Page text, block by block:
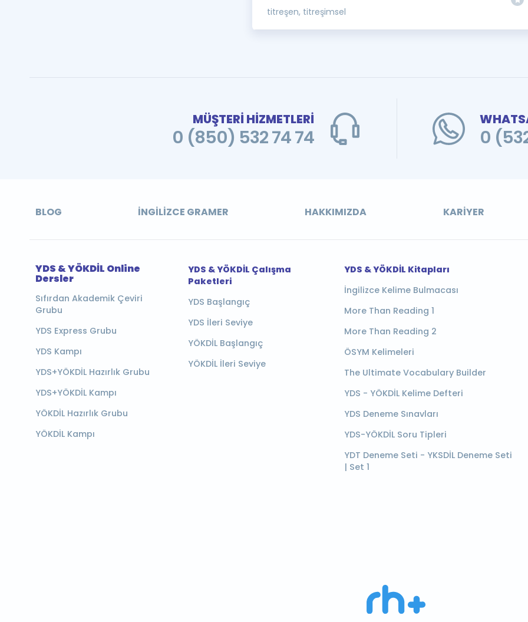
titreşen, titreşimsel
MÜŞTERİ HİZMETLERİ
0 (850) 532 74 74 0
BLOG İNGILIZCE GRAMER HAKKIMIZDA KARIYER
YDS & YÖKDİL Online
Dersler
Sıfırdan Akademik Çeviri
Grubu
YDS Express Grubu
YDS Kampı
YDS+YÖKDİL Hazırlık Grubu
YDS+YÖKDİL Kampı
YÖKDİL Hazırlık Grubu
YÖKDİL Kampı
YDS & YÖKDİL Çalışma
Paketleri
YDS Başlangıç
YDS İleri Seviye
YÖKDİL Başlangıç
YÖKDİL İleri Seviye
YDS & YÖKDİL Kitapları
İngilizce Kelime Bulmacası
More Than Reading 1
More Than Reading 2
ÖSYM Kelimeleri
The Ultimate Vocabulary Builder
YDS - YÖKDİL Kelime Defteri
YDS Deneme Sınavları
YDS-YÖKDİL Soru Tipleri
YDT Deneme Seti - YKSDİL Deneme Seti
| Set 1